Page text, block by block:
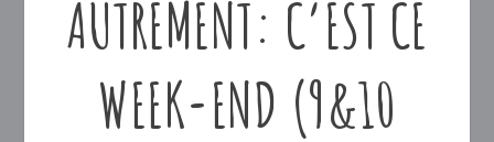
AUTREMENT: C’EST CE
WEEK-END (9&10